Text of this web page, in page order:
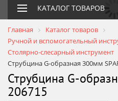
КАТАЛОГ ТОВАРОВ
Главная
Каталог товаров
Ручной и вспомогательный
Столярно-слесарный инструмент
Струбцина G-образная 300мм
Струбцина G-
206715